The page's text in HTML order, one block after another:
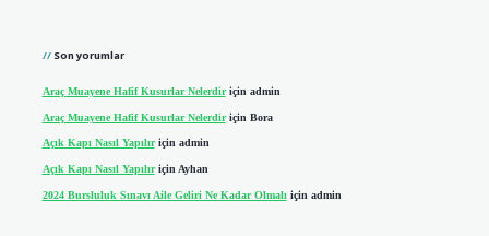
Son yorumlar
Araç Muayene Hafif Kusurlar Nelerdiriçin admin
Araç Muayene Hafif Kusurlar Nelerdiriçin Bora
Açık Kapı Nasıl Yapılıriçin admin
Açık Kapı Nasıl Yapılıriçin Ayhan
2024 Bursluluk Sınavı Aile Geliri Ne Kadar Olmalıiçin admin